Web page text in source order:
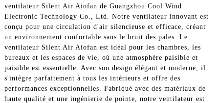
ventilateur Silent Air Aiofan de Guangzhou Cool Wind
Electronic Technology Co., Ltd. Notre ventilateur innovant est
conçu pour une circulation d'air silencieuse et efficace, créant
un environnement confortable sans le bruit des pales. Le
ventilateur Silent Air Aiofan est idéal pour les chambres, les
bureaux et les espaces de vie, où une atmosphère paisible et
paisible est essentielle. Avec son design élégant et moderne, il
s'intègre parfaitement à tous les intérieurs et offre des
performances exceptionnelles. Fabriqué avec des matériaux de
haute qualité et une ingénierie de pointe, notre ventilateur est